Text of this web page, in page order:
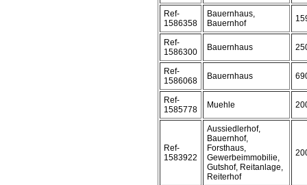
Ref-
1586358
Bauernhaus,
Bauernhof
Ref-
1586300
Bauernhaus
Ref-
1586068
Bauernhaus
Ref-
1585778
Muehle
Ref-
1583922
Aussiedlerhof,
Bauernhof,
Forsthaus,
Gewerbeimmobilie,
Gutshof, Reitanlage,
Reiterhof